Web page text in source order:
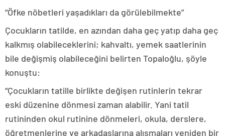
“Öfke nöbetleri yaşadıkları da görülebilmekte”
Çocukların tatilde, en azından daha geç yatıp daha geç
kalkmış olabileceklerini; kahvaltı, yemek saatlerinin
bile değişmiş olabileceğini belirten Topaloğlu, şöyle
konuştu:
“Çocukların tatille birlikte değişen rutinlerin tekrar
eski düzenine dönmesi zaman alabilir. Yani tatil
rutininden okul rutinine dönmeleri, okula, derslere,
öğretmenlerine ve arkadaşlarına alışmaları yeniden bir